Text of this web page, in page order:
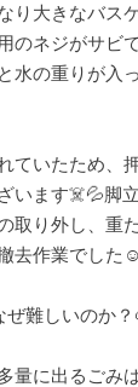
り大きなバス
のネジがサビ
水の重りが入
ていたため、
います☠️💦脚
取り外し、重
去作業でした
ぜ難しいのか？
量に出るごみ